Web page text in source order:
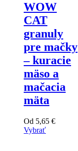
WOW
CAT
granuly
pre mačky
– kuracie
mäso a
mačacia
mäta
Od 5,65 €
Vybrať